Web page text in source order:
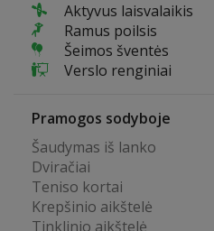
Aktyvus laisvalaikis
Ramus poilsis
Šeimos šventės
Verslo renginiai
Pramogos sodyboje
Šaudymas iš lanko
Dviračiai
Teniso kortai
Krepšinio aikštelė
Tinklinio aikštelė